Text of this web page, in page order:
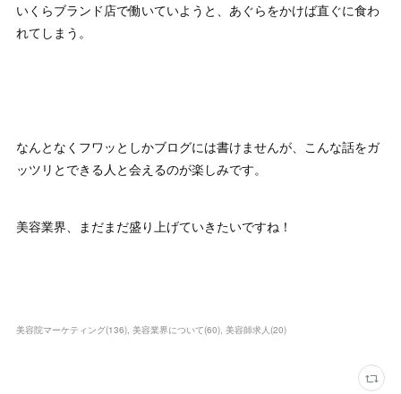
いくらブランド店で働いていようと、あぐらをかけば直ぐに食わ
れてしまう。
なんとなくフワッとしかブログには書けませんが、こんな話をガ
ッツリとできる人と会えるのが楽しみです。
美容業界、まだまだ盛り上げていきたいですね！
美容院マーケティング(136) 美容業界について(60) 美容師求人(20)